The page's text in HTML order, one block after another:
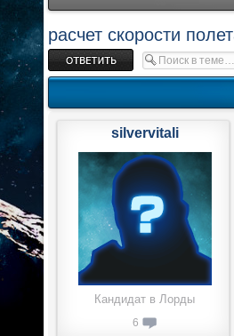
расчет скорости
Ответить
silvervitali
Кандидат в Лорды
6